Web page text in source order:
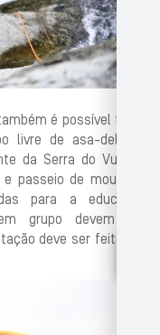
é possível fazer
livre de asa-delta e
da Serra do Vulcão,
passeio de mountain
para a educação
grupo devem ser
deve ser feita por